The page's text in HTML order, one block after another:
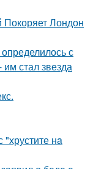
Покоряет Лондон
с
стал звезда
"хрустите нa